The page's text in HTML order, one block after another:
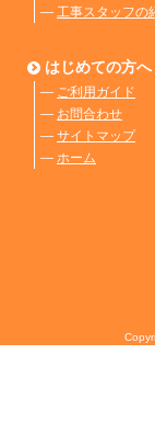
― 工事スタッフの
はじめての方へ
― ご利用ガイド
― お問合わせ
― サイトマップ
― ホーム